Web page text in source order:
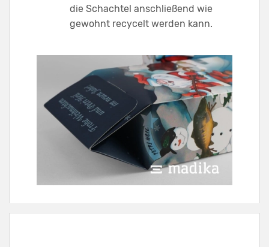
die Schachtel anschließend wie
gewohnt recycelt werden kann.